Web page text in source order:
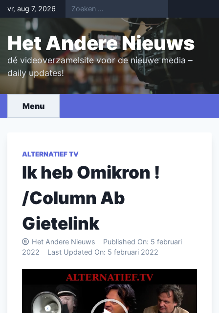
Skip
to
content
vr, aug 7, 2026
Het Andere Nieuws
dé videoverzamelsite voor de nieuwe media –
daily updates!
Menu
ALTERNATIEF TV
Ik heb Omikron !
/Column Ab
Gietelink
Het Andere Nieuws Published On: 5 februari
2022
Last Updated On: 5 februari 2022
Videospeler